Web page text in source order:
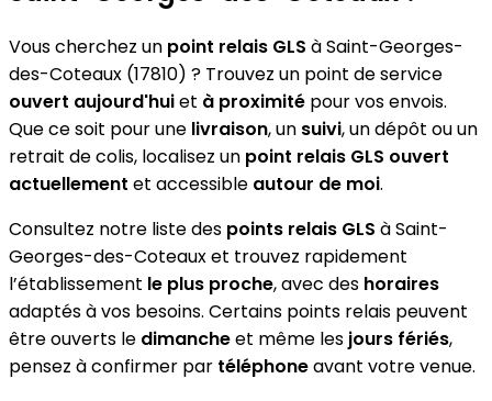
Vous cherchez un point relais GLS à Saint-Georges-
des-Coteaux (17810) ? Trouvez un point de service
ouvert aujourd'huiet à proximité pour vos envois.
Que ce soit pour une livraison, un suivi, un dépôt ou un
retrait de colis, localisez un point relais GLS ouvert
actuellement et accessible autour de moi.
Consultez notre liste des points relais GLS à Saint-
Georges-des-Coteaux et trouvez rapidement
l’établissement le plus proche, avec des horaires
adaptés à vos besoins. Certains points relais peuvent
être ouverts le dimancheet même les jours fériés,
pensez à confirmer par téléphoneavant votre venue.